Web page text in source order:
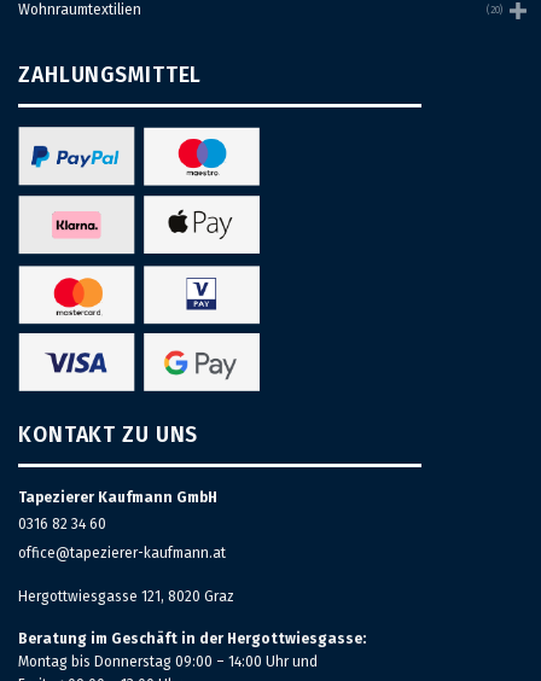
Wohnraumtextilien (20)
ZAHLUNGSMITTEL
KONTAKT ZU UNS
Tapezierer Kaufmann GmbH
0316 82 34 60
office@tapezierer-kaufmann.at
Hergottwiesgasse 121, 8020 Graz
Beratung im Geschäft in der Hergottwiesgasse:
Montag bis Donnerstag 09:00 – 14:00 Uhr und